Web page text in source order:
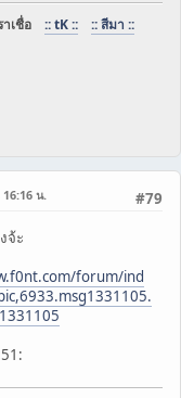
าเชื่อ :: tK :: :: สีมา ::
#79
16:16 น.
จ้ะ
forum/ind